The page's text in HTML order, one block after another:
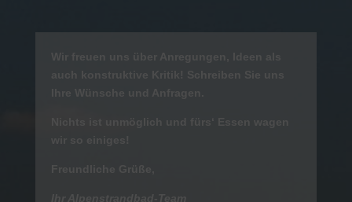
Wir freuen uns über Anregungen, Ideen als
auch konstruktive Kritik! Schreiben Sie uns
Ihre Wünsche und Anfragen.
Nichts ist unmöglich und fürs‘ Essen wagen